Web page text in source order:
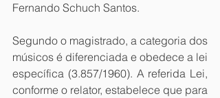
Fernando Schuch Santos.
Segundo o magistrado, a categoria dos
músicos é diferenciada e obedece a lei
específica (3.857/1960). A referida Lei,
conforme o relator, estabelece que para